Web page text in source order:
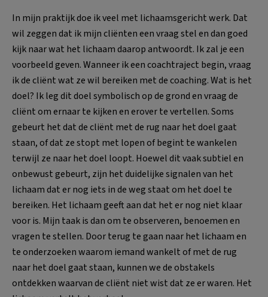
In mijn praktijk doe ik veel met lichaamsgericht werk. Dat
wil zeggen dat ik mijn cliënten een vraag stel en dan goed
kijk naar wat het lichaam daarop antwoordt. Ik zal je een
voorbeeld geven. Wanneer ik een coachtraject begin, vraag
ik de cliënt wat ze wil bereiken met de coaching. Wat is het
doel? Ik leg dit doel symbolisch op de grond en vraag de
cliënt om ernaar te kijken en erover te vertellen. Soms
gebeurt het dat de cliënt met de rug naar het doel gaat
staan, of dat ze stopt met lopen of begint te wankelen
terwijl ze naar het doel loopt. Hoewel dit vaak subtiel en
onbewust gebeurt, zijn het duidelijke signalen van het
lichaam dat er nog iets in de weg staat om het doel te
bereiken. Het lichaam geeft aan dat het er nog niet klaar
voor is. Mijn taak is dan om te observeren, benoemen en
vragen te stellen. Door terug te gaan naar het lichaam en
te onderzoeken waarom iemand wankelt of met de rug
naar het doel gaat staan, kunnen we de obstakels
ontdekken waarvan de cliënt niet wist dat ze er waren. Het